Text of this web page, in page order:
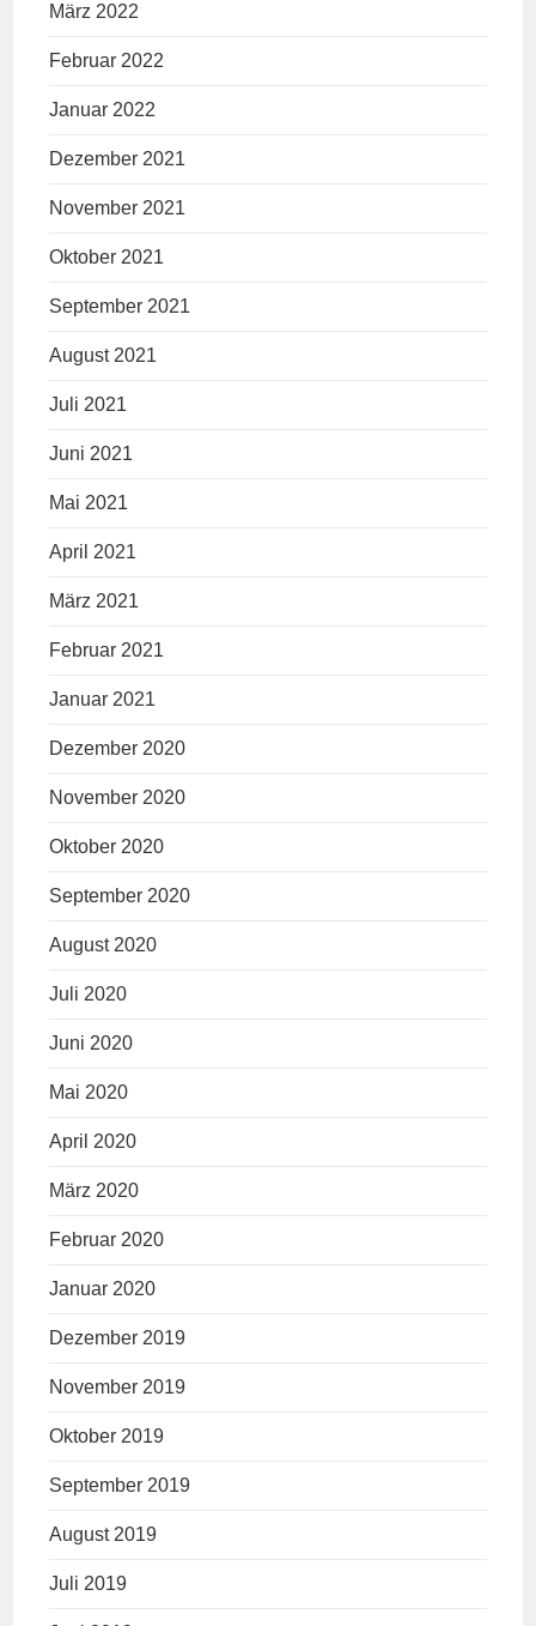
März 2022
Februar 2022
Januar 2022
Dezember 2021
November 2021
Oktober 2021
September 2021
August 2021
Juli 2021
Juni 2021
Mai 2021
April 2021
März 2021
Februar 2021
Januar 2021
Dezember 2020
November 2020
Oktober 2020
September 2020
August 2020
Juli 2020
Juni 2020
Mai 2020
April 2020
März 2020
Februar 2020
Januar 2020
Dezember 2019
November 2019
Oktober 2019
September 2019
August 2019
Juli 2019